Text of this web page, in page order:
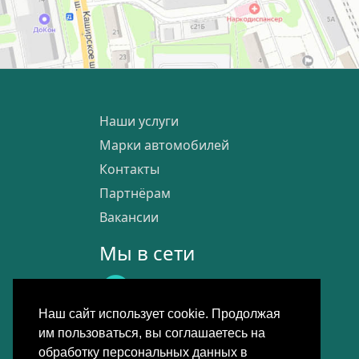
Наш сайт использует cookie. Продолжая
им пользоваться, вы соглашаетесь на
обработку персональных данных в
Наши услуги
Марки автомобилей
Контакты
Партнёрам
Вакансии
Мы в сети